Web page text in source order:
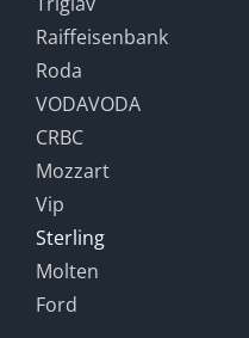
Raiffeisenbank
Roda
VODAVODA
CRBC
Mozzart
Vip
Sterling
Molten
Ford